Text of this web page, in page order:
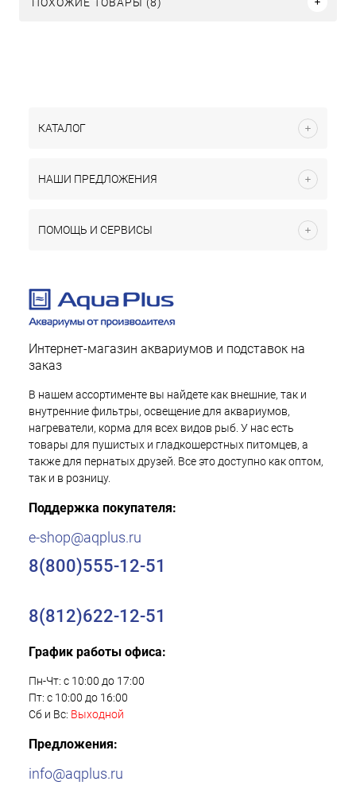
КАТАЛОГ
НАШИ ПРЕДЛОЖЕНИЯ
ПОМОЩЬ И СЕРВИСЫ
Интернет-магазин аквариумов и подставок на
заказ
В нашем ассортименте вы найдете как внешние, так и
внутренние фильтры, освещение для аквариумов,
нагреватели, корма для всех видов рыб. У нас есть
товары для пушистых и гладкошерстных питомцев, а
также для пернатых друзей. Все это доступно как оптом,
так и в розницу.
Поддержка покупателя:
e-shop@aqplus.ru
8(800)555-12-51
8(812)622-12-51
График работы офиса:
Пн-Чт: с 10:00 до 17:00
Пт: с 10:00 до 16:00
Сб и Вс: Выходной
Предложения:
info@aqplus.ru